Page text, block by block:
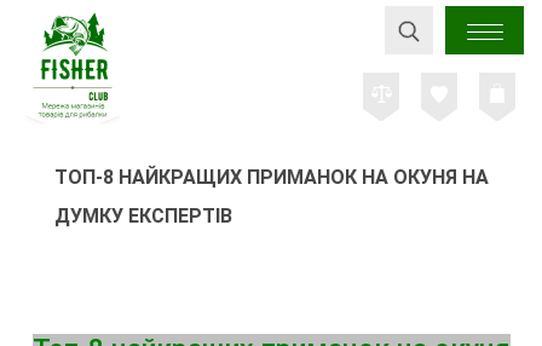
ТОП-8 НАЙКРАЩИХ ПРИМАНОК НА ОКУНЯ НА
ДУМКУ ЕКСПЕРТІВ